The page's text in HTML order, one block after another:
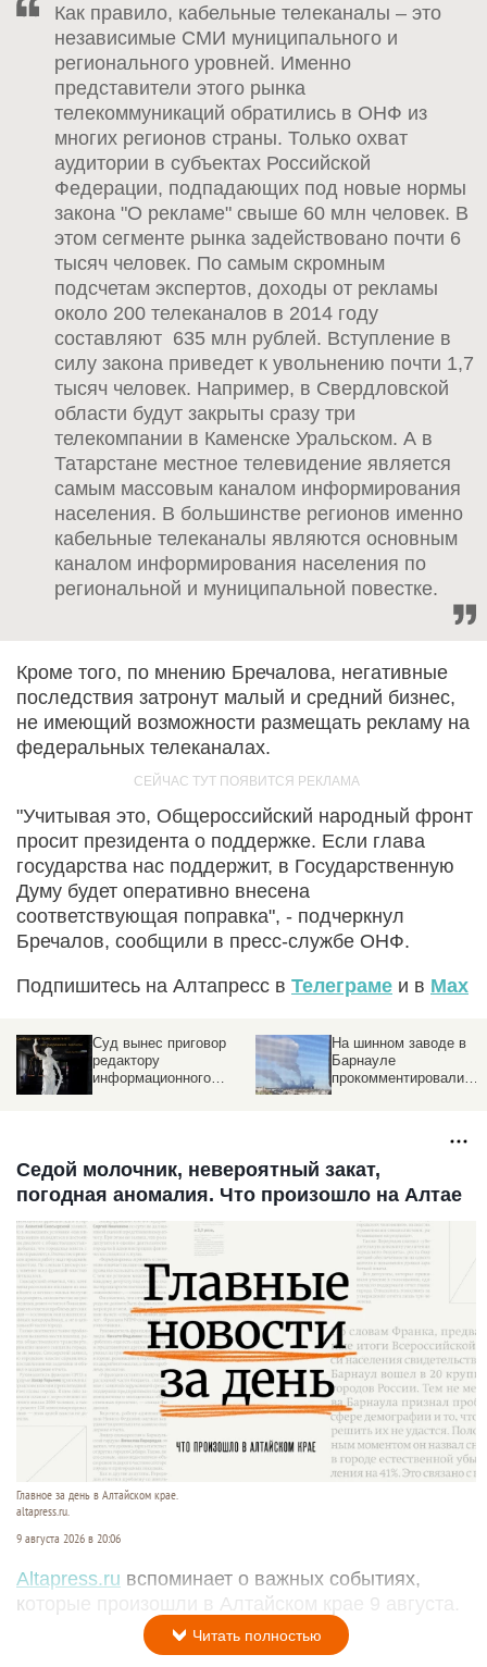
Как правило, кабельные телеканалы – это
независимые СМИ муниципального и
регионального уровней. Именно
представители этого рынка
телекоммуникаций обратились в ОНФ из
многих регионов страны. Только охват
аудитории в субъектах Российской
Федерации, подпадающих под новые нормы
закона "О рекламе" свыше 60 млн человек. В
этом сегменте рынка задействовано почти 6
тысяч человек. По самым скромным
подсчетам экспертов, доходы от рекламы
около 200 телеканалов в 2014 году
составляют 635 млн рублей. Вступление в
силу закона приведет к увольнению почти 1,7
тысяч человек. Например, в Свердловской
области будут закрыты сразу три
телекомпании в Каменске Уральском. А в
Татарстане местное телевидение является
самым массовым каналом информирования
населения. В большинстве регионов именно
кабельные телеканалы являются основным
каналом информирования населения по
региональной и муниципальной повестке.
Кроме того, по мнению Бречалова, негативные
последствия затронут малый и средний бизнес,
не имеющий возможности размещать рекламу на
федеральных телеканалах.
"Учитывая это, Общероссийский народный фронт
просит президента о поддержке. Если глава
государства нас поддержит, в Государственную
Думу будет оперативно внесена
соответствующая поправка", - подчеркнул
Бречалов, сообщили в пресс-службе ОНФ.
Подпишитесь на Алтапресс в Телеграме и в Max
Суд вынес приговор
редактору
информационного
На шинном заводе в
Барнауле
прокомментировали
Седой молочник, невероятный закат,
погодная аномалия. Что произошло на Алтае
Главное за день в Алтайском крае.
altapress.ru.
9 августа 2026 в 20:06
Altapress.ru вспоминает о важных событиях,
которые произошли в Алтайском крае 9 августа.
Читать полностью